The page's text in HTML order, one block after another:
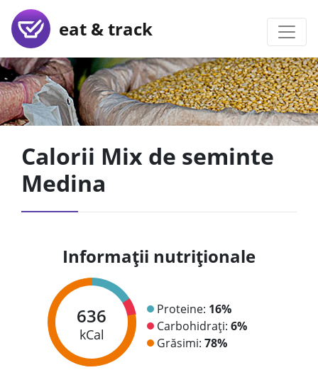
eat & track
Calorii Mix de seminte
Medina
Informații nutriționale
636
kCal
Proteine: 16%
Carbohidrați: 6%
Grăsimi: 78%